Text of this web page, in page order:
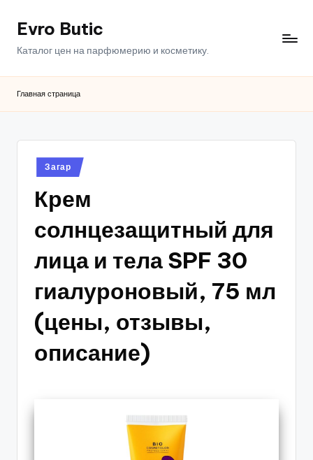
ПерейтиEvro Butic
Каталог цен на парфюмерию и косметику.
Главная страница
Опубликовано
в
Загар
Крем
солнцезащитный для
лица и тела SPF 30
гиалуроновый, 75 мл
(цены, отзывы,
описание)